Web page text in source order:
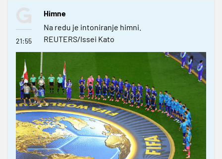
21:55
Himne
Na redu je intoniranje himni.
REUTERS/Issei Kato